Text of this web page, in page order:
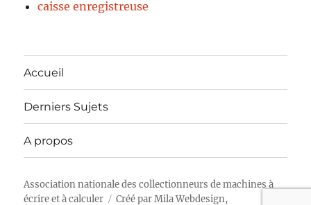
caisse enregistreuse
Accueil
Derniers Sujets
A propos
Association nationale des collectionneurs de machines à
écrire et à calculer
Créé parMila Webdesign,